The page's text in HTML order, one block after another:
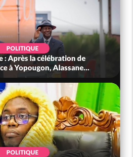
POLITIQUE
: Après la célébration de
à Yopougon, Alassane...
POLITIQUE